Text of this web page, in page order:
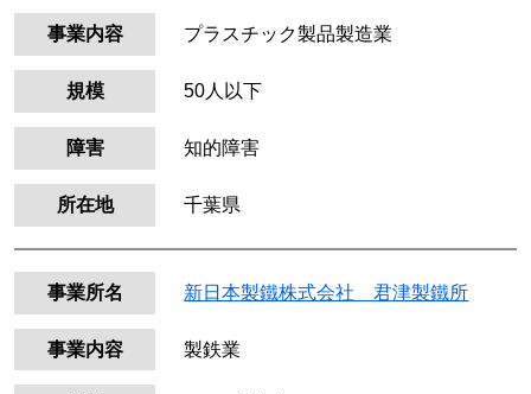
事業内容 プラスチック製品製造業
規模 50人以下
障害 知的障害
所在地 千葉県
事業所名 新日本製鐵株式会社 君津製鐵所
事業内容 製鉄業